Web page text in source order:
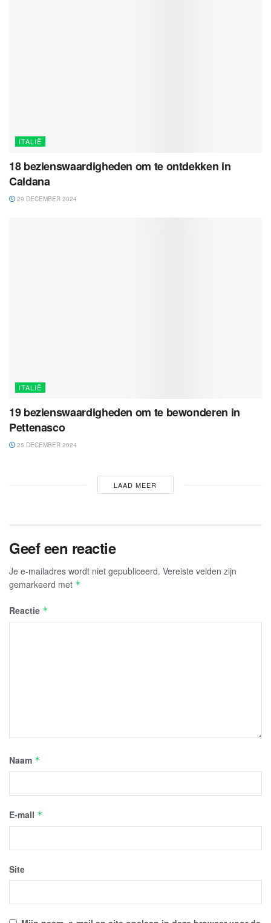
ITALIË
18 bezienswaardigheden om te ontdekken in
Caldana
29 DECEMBER 2024
ITALIË
19 bezienswaardigheden om te bewonderen in
Pettenasco
25 DECEMBER 2024
LAAD MEER
Geef een reactie
Je e-mailadres wordt niet gepubliceerd. Vereiste velden zijn
gemarkeerd met *
Reactie *
Naam *
E-mail *
Site